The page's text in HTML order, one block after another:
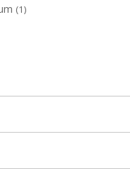
(1)